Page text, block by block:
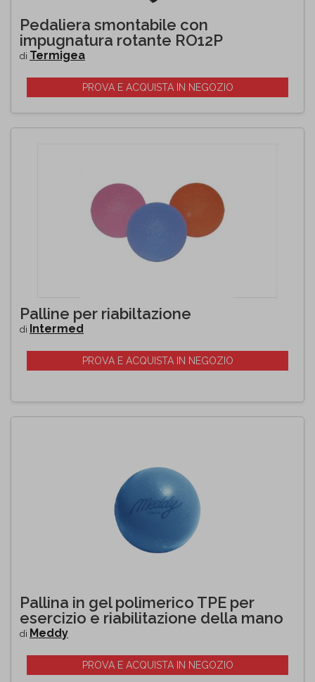
Pedaliera smontabile con
impugnatura rotante RO12P
di Termigea
PROVA E ACQUISTA IN NEGOZIO
Palline per riabiltazione
di Intermed
PROVA E ACQUISTA IN NEGOZIO
Pallina in gel polimerico TPE per
esercizio e riabilitazione della mano
di Meddy
PROVA E ACQUISTA IN NEGOZIO